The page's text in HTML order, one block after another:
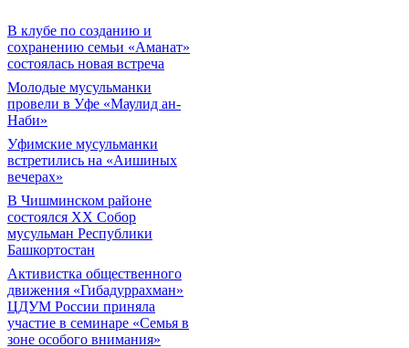
В клубе по созданию и
сохранению семьи «Аманат»
состоялась новая встреча
Молодые мусульманки
провели в Уфе «Маулид ан-
Наби»
Уфимские мусульманки
встретились на «Аишиных
вечерах»
В Чишминском районе
состоялся XX Собор
мусульман Республики
Башкортостан
Активистка общественного
движения «Гибадуррахман»
ЦДУМ России приняла
участие в семинаре «Семья в
зоне особого внимания»